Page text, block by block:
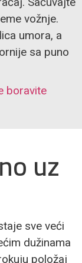
vožnje.
umora, a
sa puno
boravite
uz
sve veći
dužinama
položaj